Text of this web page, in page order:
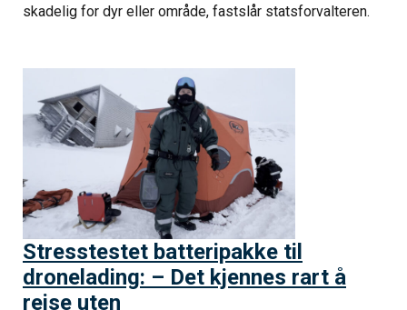
skadelig for dyr eller område, fastslår statsforvalteren.
Stresstestet batteripakke til
dronelading: – Det kjennes rart å
reise uten